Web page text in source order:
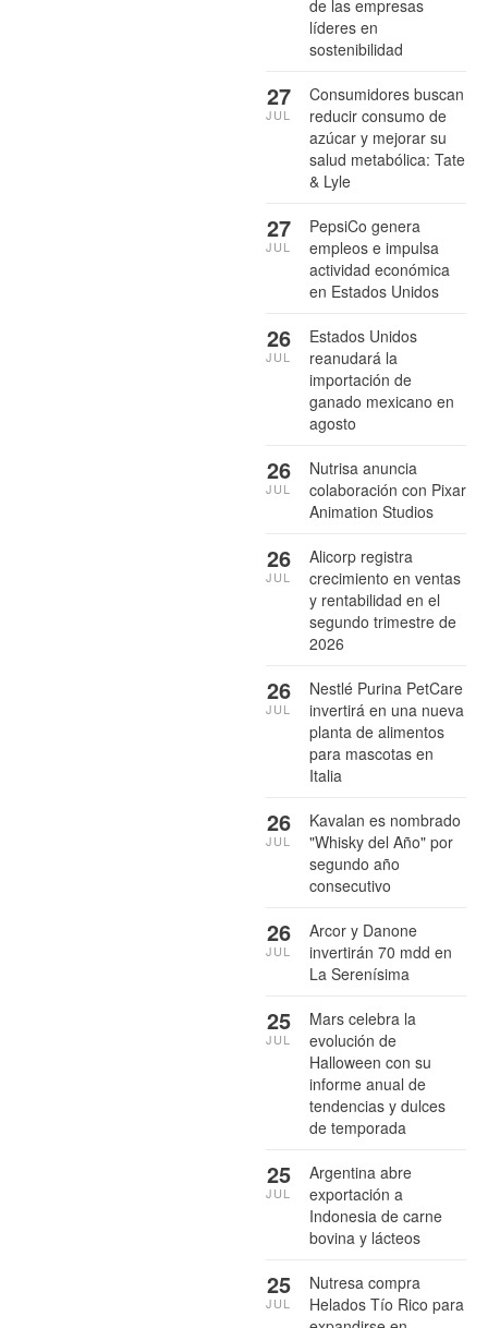
de las empresas
líderes en
sostenibilidad
Consumidores buscan
reducir consumo de
azúcar y mejorar su
salud metabólica: Tate
& Lyle
27
JUL
PepsiCo genera
empleos e impulsa
actividad económica
en Estados Unidos
27
JUL
Estados Unidos
reanudará la
importación de
ganado mexicano en
agosto
26
JUL
Nutrisa anuncia
colaboración con Pixar
Animation Studios
26
JUL
Alicorp registra
crecimiento en ventas
y rentabilidad en el
segundo trimestre de
2026
26
JUL
Nestlé Purina PetCare
invertirá en una nueva
planta de alimentos
para mascotas en
Italia
26
JUL
Kavalan es nombrado
"Whisky del Año" por
segundo año
consecutivo
26
JUL
Arcor y Danone
invertirán 70 mdd en
La Serenísima
26
JUL
Mars celebra la
evolución de
Halloween con su
informe anual de
tendencias y dulces
de temporada
25
JUL
Argentina abre
exportación a
Indonesia de carne
bovina y lácteos
25
JUL
Nutresa compra
Helados Tío Rico para
25
JUL